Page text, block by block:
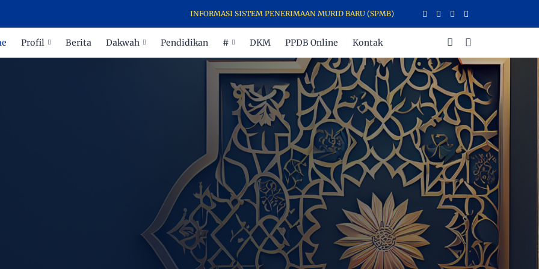
INFORMASI SISTEM PENERIMAAN MURID BARU (SPMB) LEMBAGA PENDIDIKAN INTEGRAL (LPIH)
Profil Berita Dakwah Pendidikan # DKM PPDB Online Kontak